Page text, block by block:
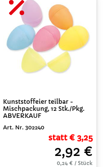
Kunststoffeier teilbar -
Mischpackung, 12 Stk./Pkg.
ABVERKAUF
Art. Nr. 302240
statt € 3,25
2,92 €
0,24 € / Stück